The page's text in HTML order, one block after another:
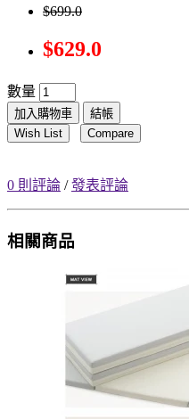
$699.0
$629.0
數量
加入購物車
結帳
Wish List
Compare
0 則評論 /發表評論
相關商品